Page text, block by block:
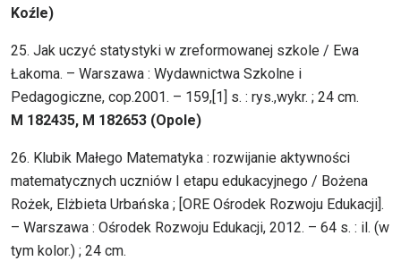
Koźle)
25. Jak uczyć statystyki w zreformowanej szkole / Ewa
Łakoma. – Warszawa : Wydawnictwa Szkolne i
Pedagogiczne, cop.2001. – 159,[1] s. : rys.,wykr. ; 24 cm.
M 182435, M 182653 (Opole)
26. Klubik Małego Matematyka : rozwijanie aktywności
matematycznych uczniów I etapu edukacyjnego / Bożena
Rożek, Elżbieta Urbańska ; [ORE Ośrodek Rozwoju Edukacji].
– Warszawa : Ośrodek Rozwoju Edukacji, 2012. – 64 s. : il. (w
tym kolor.) ; 24 cm.